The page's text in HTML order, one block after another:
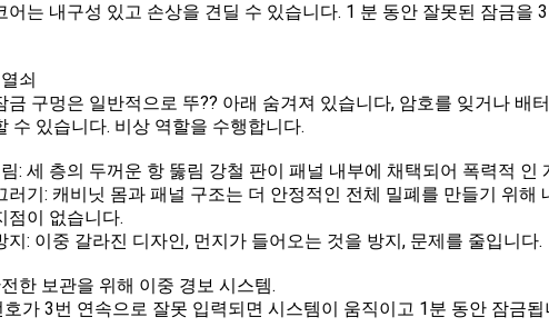
어는 내구성 있고 손상을 견딜 수 있습니다. 1 분 동안 잘못된 잠금을
쇠
금 구멍은 일반적으로 뚜?? 아래 숨겨져 있습니다, 암호를 잊거나 배
수 있습니다. 비상 역할을 수행합니다.
: 세 층의 두꺼운 항 뚫림 강철 판이 패널 내부에 채택되어 폭력적 인
러기: 캐비닛 몸과 패널 구조는 더 안정적인 전체 밀폐를 만들기 위해
점이 없습니다.
지: 이중 갈라진 디자인, 먼지가 들어오는 것을 방지, 문제를 줄입니다.
한 보관을 위해 이중 경보 시스템.
가 3번 연속으로 잘못 입력되면 시스템이 움직이고 1분 동안 잠금